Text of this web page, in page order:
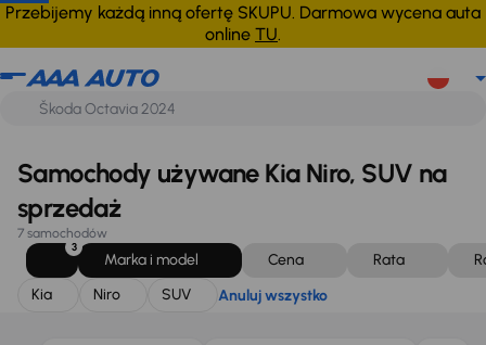
Przebijemy każdą inną ofertę SKUPU. Darmowa wycena auta
online TU.
Kia Niro SUV Anuluj wszystko
Samochody używane Kia Niro, SUV na
sprzedaż
7 samochodów
3
Marka i model Cena Rata
Kia
Niro SUV Anuluj wszystko